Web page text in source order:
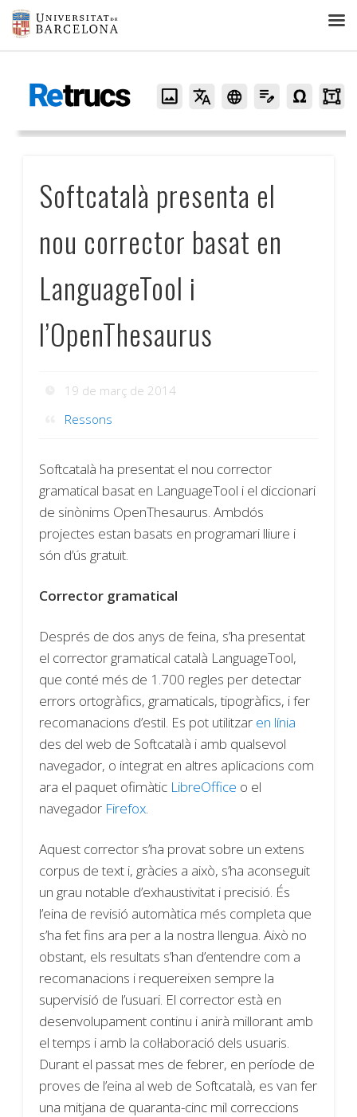
Retrucs
Softcatalà presenta el
nou corrector basat en
LanguageTool i
l’OpenThesaurus
19 de març de 2014
Ressons
Softcatalà ha presentat el nou corrector
gramatical basat en LanguageTool i el diccionari
de sinònims OpenThesaurus. Ambdós
projectes estan basats en programari lliure i
són d’ús gratuït.
Corrector gramatical
Després de dos anys de feina, s’ha presentat
el corrector gramatical català LanguageTool,
que conté més de 1.700 regles per detectar
errors ortogràfics, gramaticals, tipogràfics, i fer
recomanacions d’estil. Es pot utilitzar en línia
des del web de Softcatalà i amb qualsevol
navegador, o integrat en altres aplicacions com
ara el paquet ofimàtic LibreOffice o el
navegador Firefox.
Aquest corrector s’ha provat sobre un extens
corpus de text i, gràcies a això, s’ha aconseguit
un grau notable d’exhaustivitat i precisió. És
l’eina de revisió automàtica més completa que
s’ha fet fins ara per a la nostra llengua. Això no
obstant, els resultats s’han d’entendre com a
recomanacions i requereixen sempre la
supervisió de l’usuari. El corrector està en
desenvolupament continu i anirà millorant amb
el temps i amb la col·laboració dels usuaris.
Durant el passat mes de febrer, en període de
proves de l’eina al web de Softcatalà, es van fer
una mitjana de quaranta-cinc mil correccions